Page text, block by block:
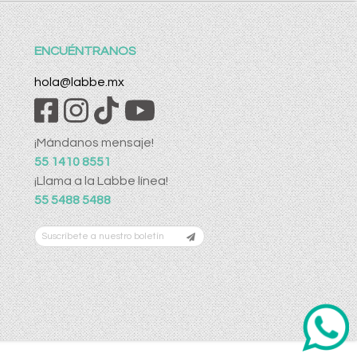
ENCUÉNTRANOS
hola@labbe.mx
¡Mándanos mensaje!
55 1410 8551
¡Llama a la Labbe línea!
55 5488 5488